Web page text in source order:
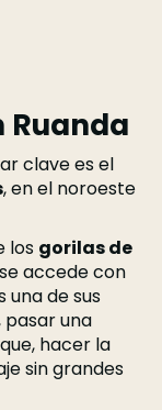
Ruanda
clave es el
, en el noroeste
los gorilas de
accede con
una de sus
una
hacer la
sin grandes